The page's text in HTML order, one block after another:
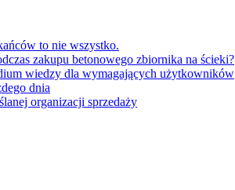
to nie wszystko.
zakupu betonowego zbiornika na ścieki?
wiedzy dla wymagających użytkowników
dnia
organizacji sprzedaży